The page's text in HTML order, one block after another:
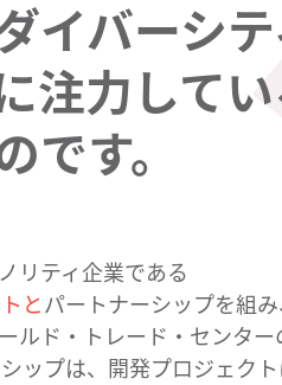
イバーシ
注力して
です。
リティ企業である
とパートナーシップを​組
ルド・トレード・​センター
ップは、​開発プロジェク